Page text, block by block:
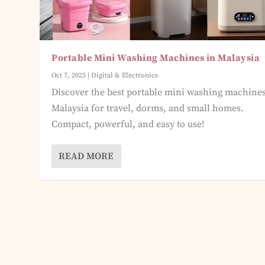
Portable Mini Washing Machines in Malaysia
Oct 7, 2025 |Digital & Electronics
Discover the best portable mini washing
Malaysia for travel, dorms, and small homes.
Compact, powerful, and easy to use!
READ MORE